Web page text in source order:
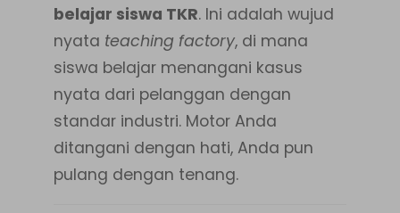
belajar siswa TKR. Ini adalah wujud
nyata teaching factory, di mana
siswa belajar menangani kasus
nyata dari pelanggan dengan
standar industri. Motor Anda
ditangani dengan hati, Anda pun
pulang dengan tenang.